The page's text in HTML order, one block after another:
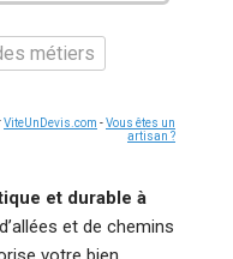
métiers
ViteUnDevis.com -Vous êtes un
artisan ?
et durable à
et de chemins